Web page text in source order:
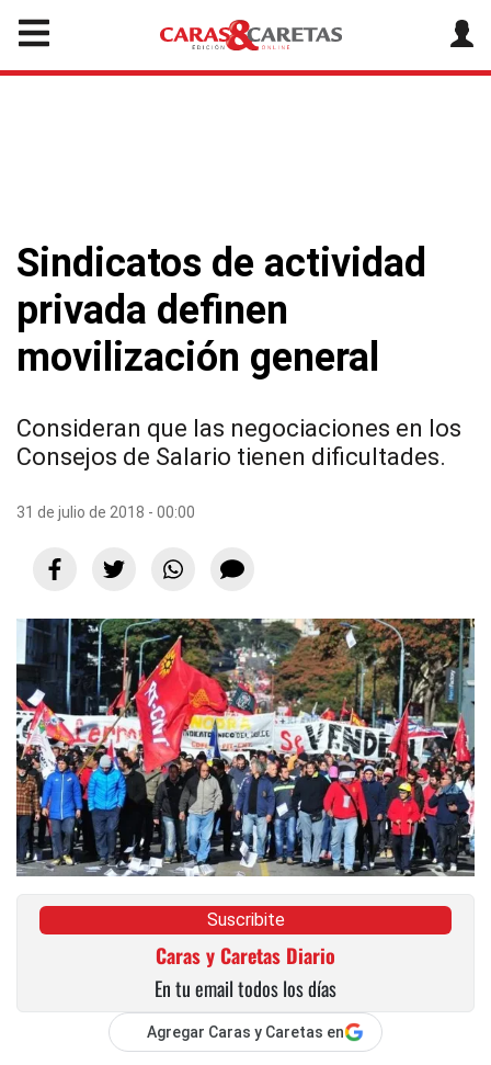
Sindicatos de actividad
privada definen
movilización general
Consideran que las negociaciones en los
Consejos de Salario tienen dificultades.
31 de julio de 2018 - 00:00
Suscribite
Caras y Caretas Diario
En tu email todos los días
Agregar Caras y Caretas en